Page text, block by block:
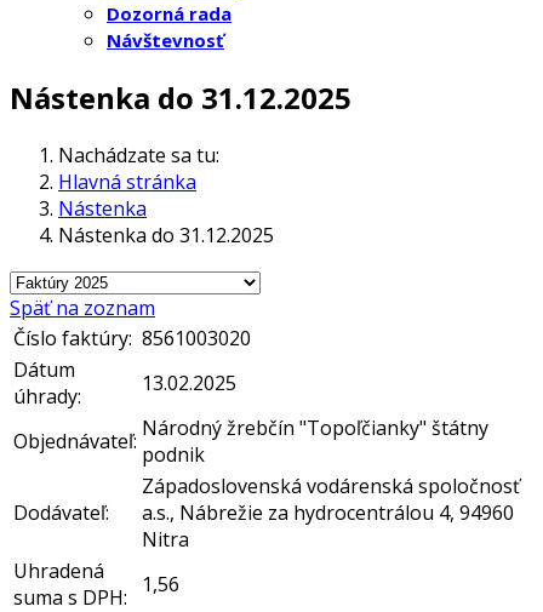
Dozorná rada
Návštevnosť
Nástenka do 31.12.2025
Nachádzate sa tu:
Hlavná stránka
Nástenka
Nástenka do 31.12.2025
Späť na zoznam
Číslo faktúry: 8561003020
Dátum
úhrady:
13.02.2025
Objednávateľ: Národný žrebčín "Topoľčianky" štátny
podnik
Dodávateľ:
Západoslovenská vodárenská spoločnosť
a.s., Nábrežie za hydrocentrálou 4, 94960
Nitra
Uhradená
suma s DPH:
1,56